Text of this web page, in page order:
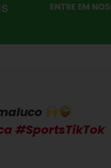
#SportsTikTok